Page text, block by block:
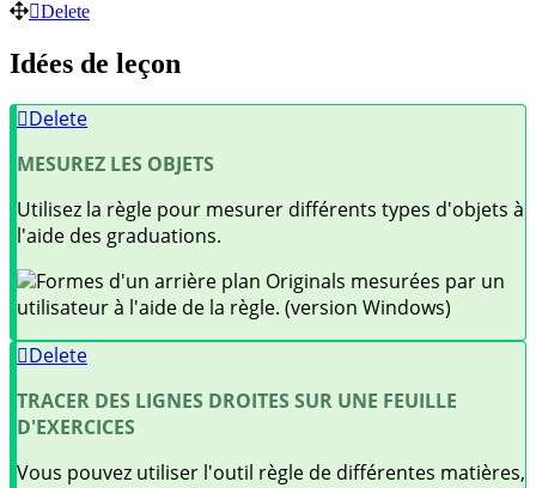
Delete
Idées de leçon
Delete
MESUREZ LES OBJETS
Utilisez la règle pour mesurer différents types d'objets à
l'aide des graduations.
Formes d'un arrière plan Originals mesurées par un
utilisateur à l'aide de la règle. (version Windows)
Delete
TRACER DES LIGNES DROITES SUR UNE FEUILLE
D'EXERCICES
Vous pouvez utiliser l'outil règle de différentes matières,